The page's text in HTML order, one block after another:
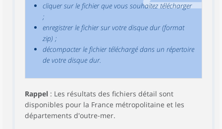
cliquer sur le fichier que vous souhaitez télécharger
;
enregistrer le fichier sur votre disque dur (format
zip) ;
décompacter le fichier téléchargé dans un répertoire
de votre disque dur.
Rappel : Les résultats des fichiers détail sont
disponibles pour la France métropolitaine et les
départements d'outre-mer.